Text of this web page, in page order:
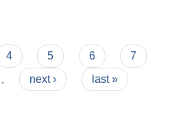
4 5 6
7
next › last »